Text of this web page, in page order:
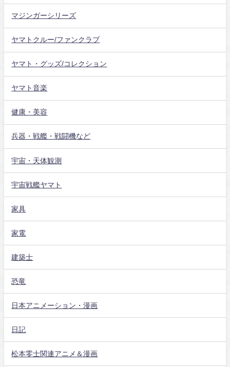
マジンガーシリーズ
ヤマトクルー/ファンクラブ
ヤマト・グッズ/コレクション
ヤマト音楽
健康・美容
兵器・戦艦・戦闘機など
宇宙・天体観測
宇宙戦艦ヤマト
家具
家電
建築士
恐竜
日本アニメーション・漫画
日記
松本零士関連アニメ＆漫画